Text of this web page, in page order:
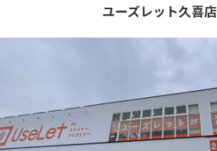
2017(225)
2015(101)
ユーズレット久喜店